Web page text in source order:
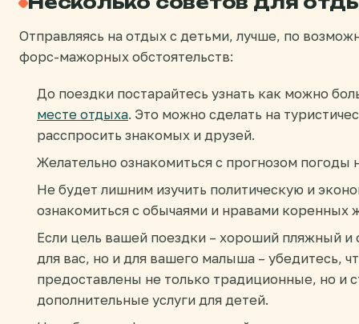
Отправляясь на отдых с детьми, лучше, по
форс-мажорных обстоятельств:
До поездки постарайтесь узнать как можно
месте отдыха. Это можно сделать на
расспросить знакомых и друзей.
Желательно ознакомиться с прогнозом
Не будет лишним изучить политическую и
ознакомиться с обычаями и нравами коренных
Если цель вашей поездки – хороший пляжный и
для вас, но и для вашего малыша – убедитесь,
предоставлены не только традиционные, но и
дополнительные услуги для детей.